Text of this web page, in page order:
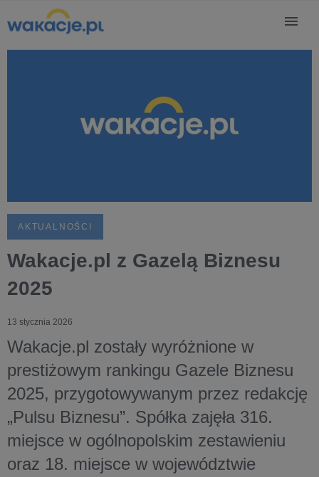
AKTUALNOŚCI
Wakacje.pl z Gazelą Biznesu
2025
13 stycznia 2026
Wakacje.pl zostały wyróżnione w
prestiżowym rankingu Gazele Biznesu
2025, przygotowywanym przez redakcję
„Pulsu Biznesu”. Spółka zajęła 316.
miejsce w ogólnopolskim zestawieniu
oraz 18. miejsce w województwie